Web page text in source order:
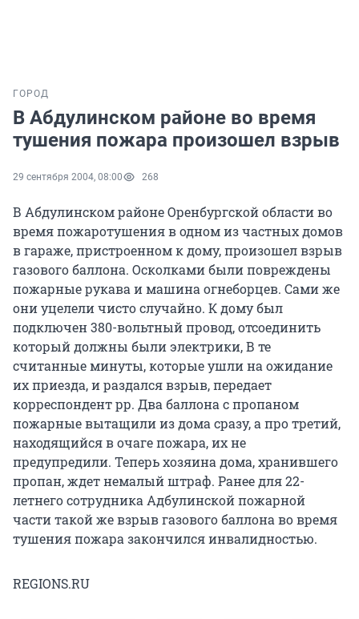
ГОРОД
В Абдулинском районе во время
тушения пожара произошел взрыв
29 сентября 2004, 08:00 268
В Абдулинском районе Оренбургской области во
время пожаротушения в одном из частных домов
в гараже, пристроенном к дому, произошел взрыв
газового баллона. Осколками были повреждены
пожарные рукава и машина огнеборцев. Сами же
они уцелели чисто случайно. К дому был
подключен 380-вольтный провод, отсоединить
который должны были электрики, В те
считанные минуты, которые ушли на ожидание
их приезда, и раздался взрыв, передает
корреспондент рр. Два баллона с пропаном
пожарные вытащили из дома сразу, а про третий,
находящийся в очаге пожара, их не
предупредили. Теперь хозяина дома, хранившего
пропан, ждет немалый штраф. Ранее для 22-
летнего сотрудника Адбулинской пожарной
части такой же взрыв газового баллона во время
тушения пожара закончился инвалидностью.
REGIONS.RU